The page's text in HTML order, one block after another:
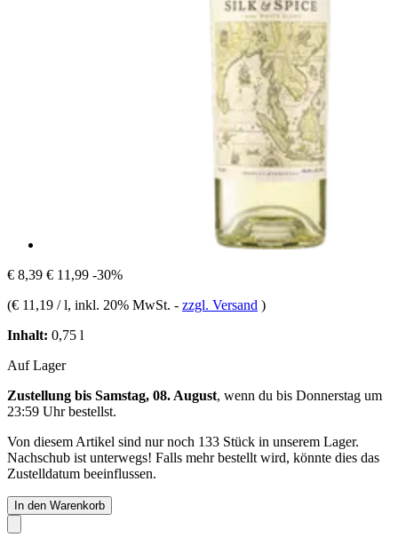
€ 8,39 € 11,99 -30%
(€ 11,19 / l, inkl. 20% MwSt. - zzgl. Versand )
Inhalt: 0,75 l
Auf Lager
Zustellung bis Samstag, 08. August, wenn du bis Donnerstag um
23:59 Uhrbestellst.
Von diesem Artikel sind nur noch 133 Stück in unserem Lager.
Nachschub ist unterwegs! Falls mehr bestellt wird, könnte dies das
Zustelldatum beeinflussen.
In den Warenkorb